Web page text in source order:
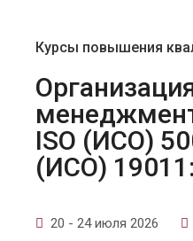
Курсы повышения
ISO (ИСО)
(ИСО)
20 - 24 июля 2026